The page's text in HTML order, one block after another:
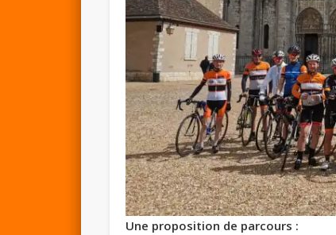
Une proposition de parcours :